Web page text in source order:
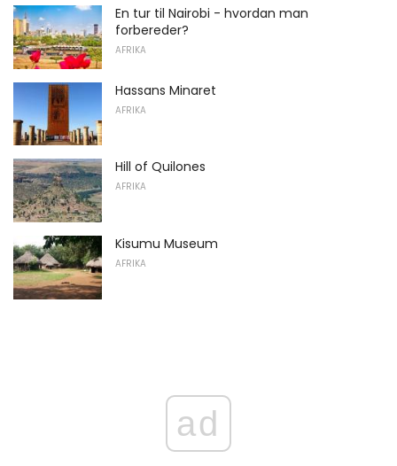
En tur til Nairobi - hvordan man
forbereder?
AFRIKA
Hassans Minaret
AFRIKA
Hill of Quilones
AFRIKA
Kisumu Museum
AFRIKA
ad